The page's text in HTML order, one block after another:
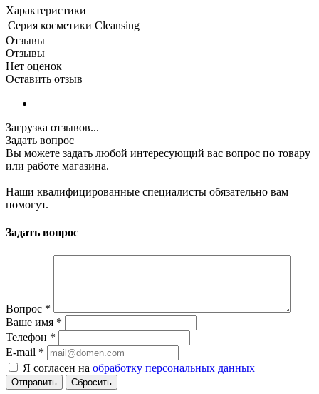
Характеристики
Серия косметики Cleansing
Отзывы
Отзывы
Нет оценок
Оставить отзыв
Загрузка отзывов...
Задать вопрос
Вы можете задать любой интересующий вас вопрос по товару
или работе магазина.
Наши квалифицированные специалисты обязательно вам
помогут.
Задать вопрос
Вопрос *
Ваше имя *
Телефон *
E-mail *
Я согласен на обработку персональных данных
Сбросить